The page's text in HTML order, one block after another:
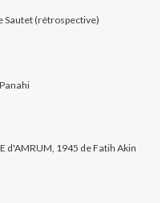
Sautet (rétrospective)
d'AMRUM, 1945 de Fatih Akin